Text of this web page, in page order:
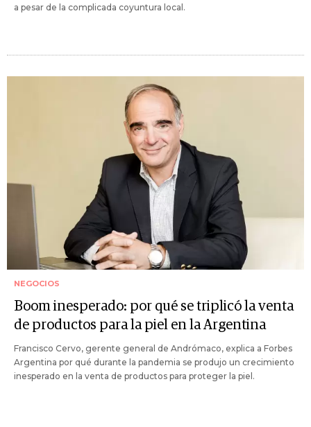
a pesar de la complicada coyuntura local.
NEGOCIOS
Boom inesperado: por qué se triplicó la venta
de productos para la piel en la Argentina
Francisco Cervo, gerente general de Andrómaco, explica a Forbes
Argentina por qué durante la pandemia se produjo un crecimiento
inesperado en la venta de productos para proteger la piel.